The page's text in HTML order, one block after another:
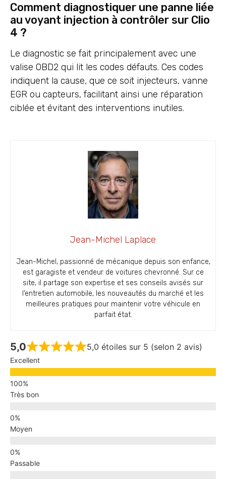
Comment diagnostiquer une panne liée
au voyant injection à contrôler sur Clio
4 ?
Le diagnostic se fait principalement avec une
valise OBD2 qui lit les codes défauts. Ces codes
indiquent la cause, que ce soit injecteurs, vanne
EGR ou capteurs, facilitant ainsi une réparation
ciblée et évitant des interventions inutiles.
Jean-Michel Laplace
Jean-Michel, passionné de mécanique depuis son enfance,
est garagiste et vendeur de voitures chevronné. Sur ce
site, il partage son expertise et ses conseils avisés sur
l’entretien automobile, les nouveautés du marché et les
meilleures pratiques pour maintenir votre véhicule en
parfait état.
5,0 5,0 étoiles sur 5 (selon 2 avis)
Excellent
Très bon
Moyen
Passable